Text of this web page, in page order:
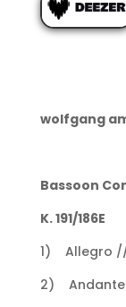
wolfgang
Bassoon
K. 191/186E
1) Allegro
2) Andante